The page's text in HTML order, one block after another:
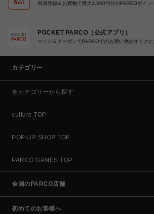
初回登録＆お買物で最大1,500円分のPARCOポイン
POCKET PARCO（公式アプリ）
コイン＆クーポンでPARCOでのお買い物がオトクに
カテゴリー
全カテゴリーから探す
culture TOP
POP-UP SHOP TOP
PARCO GAMES TOP
全国のPARCO店舗
初めてのお客様へ